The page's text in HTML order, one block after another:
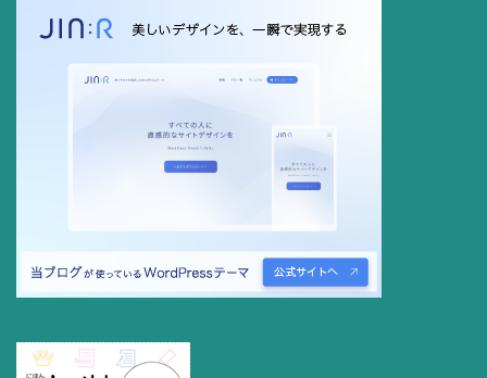
飾り方
保管方法